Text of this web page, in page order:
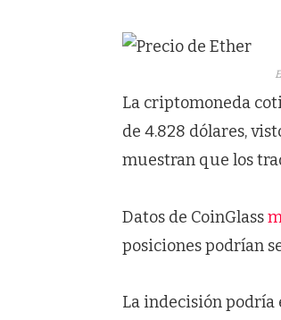
La criptomoneda
de 4.828 dólares,
muestran que los
Datos de CoinGlass
posiciones podrían
La indecisión podría